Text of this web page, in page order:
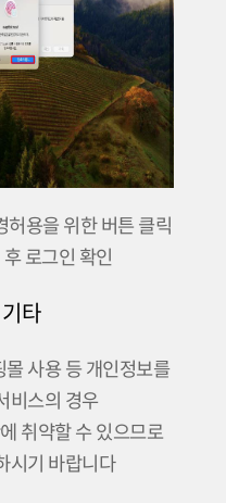
허용을 위한 버튼 클릭
로그인 확인
타
사용 등 개인정보를
비스의 경우
취약할 수 있으므로
시기 바랍니다